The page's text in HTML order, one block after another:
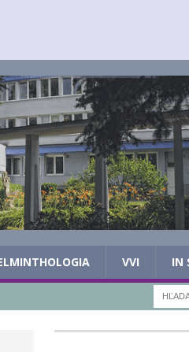
VVI IN